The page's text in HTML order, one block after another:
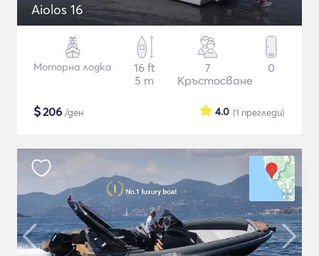
Aiolos 16
Моторна лодка
16 ft
5 m
7
Кръстосване
0
$206 /ден (1 прегледи)
4.0